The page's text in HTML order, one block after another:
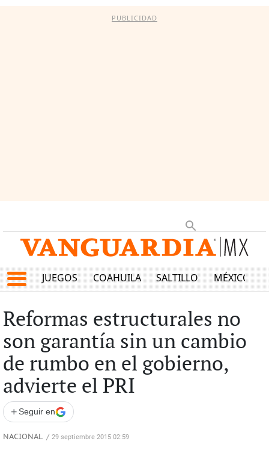
PUBLICIDAD
JUEGOS COAHUILA SALTILLO MÉXICO
Reformas estructurales no
son garantía sin un cambio
de rumbo en el gobierno,
advierte el PRI
+ Seguir en
NACIONAL / 29 septiembre 2015 02:59